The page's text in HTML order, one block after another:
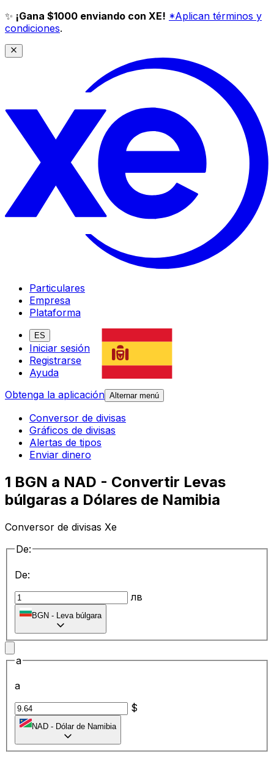
✨ ¡Gana $1000 enviando con XE! *Aplican términos y
condiciones.
Particulares
Empresa
Plataforma
ES
Iniciar sesión
Registrarse
Ayuda
Obtenga la aplicación Alternar menú
Conversor de divisas
Gráficos de divisas
Alertas de tipos
Enviar dinero
1 BGN a NAD - Convertir Levas
búlgaras a Dólares de Namibia
Conversor de divisas Xe
De:
De:
лв
BGN - Leva búlgara
a
a
$
NAD - Dólar de Namibia